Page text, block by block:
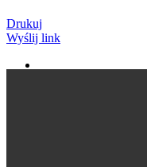
Drukuj
Wyślij link